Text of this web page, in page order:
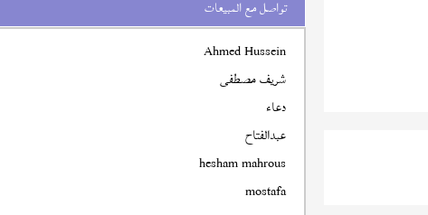
تواصل مع المبيعات
Ahmed Hussein
شريف مصطفى
دعاء
عبدالفتاح
hesham mahrous
mostafa